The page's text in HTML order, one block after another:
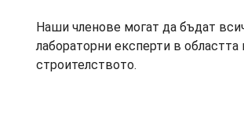
Наши членове могат да бъдат
лабораторни експерти в областта
строителството.